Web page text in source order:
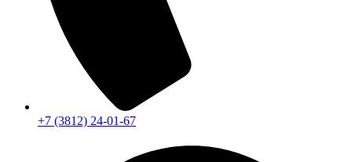
+7 (3812) 24-01-67